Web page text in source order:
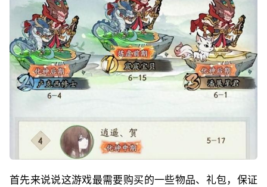
首先来说说这游戏最需要购买的一些物品、礼包，保证